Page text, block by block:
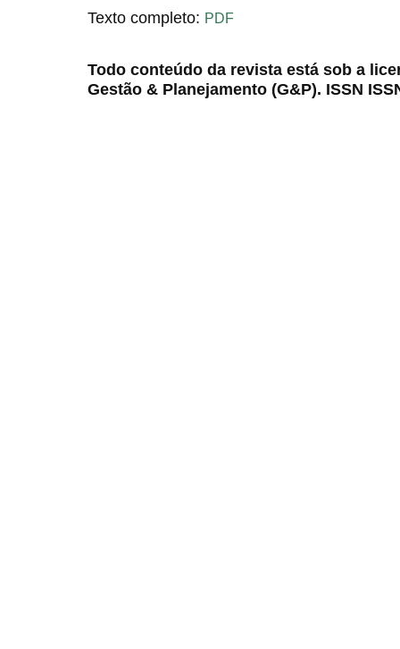
Texto completo: PDF
Todo conteúdo da revista está sob a
Gestão & Planejamento (G&P). ISSN